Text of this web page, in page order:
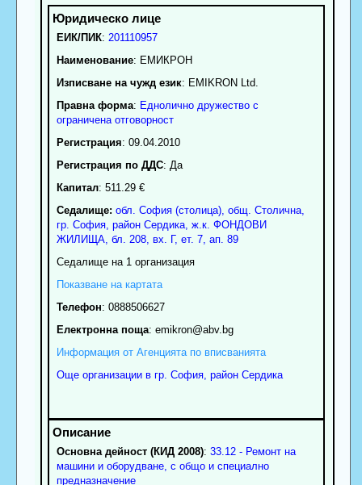
ЕИК/ПИК: 201110957
Наименование: ЕМИКРОН
Изписване на чужд език: EMIKRON Ltd.
Правна форма: Еднолично дружество с
ограничена отговорност
Регистрация: 09.04.2010
Регистрация по ДДС: Да
Капитал: 511.29 €
Седалище: обл. София (столица), общ. Столична,
гр. София, район Сердика, ж.к. ФОНДОВИ
ЖИЛИЩА, бл. 208, вх. Г, ет. 7, ап. 89
Седалище на 1 организация
Показване на картата
Телефон: 0888506627
Електронна поща: emikron@abv.bg
Информация от Агенцията по вписванията
Още организации в гр. София, район Сердика
Основна дейност (КИД 2008): 33.12 - Ремонт на
машини и оборудване, с общо и специално
предназначение